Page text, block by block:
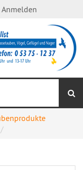
Anmelden